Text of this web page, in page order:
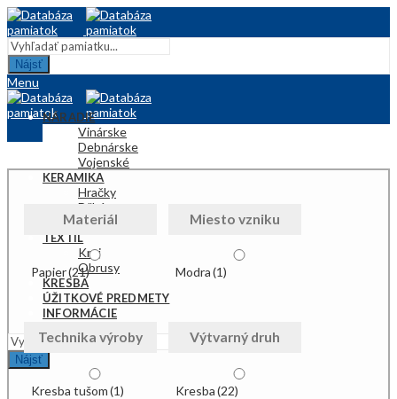
Nájsť
Menu
NÁRADIE
Vinárske
Debnárske
Vojenské
KERAMIKA
Hračky
Džbány
Plastiky
TEXTIL
Kroj
Obrusy
KRESBA
ÚŽITKOVÉ PREDMETY
INFORMÁCIE
Nájsť
Materiál
Papier(21)
Miesto vzniku
Modra(1)
Technika výroby
Kresba tušom(1)
Výtvarný druh
Kresba(22)